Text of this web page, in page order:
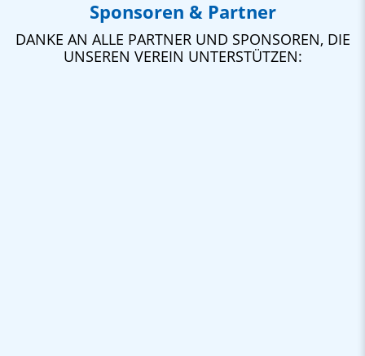
Sponsoren & Partner
DANKE AN ALLE PARTNER UND SPONSOREN, DIE
UNSEREN VEREIN UNTERSTÜTZEN: